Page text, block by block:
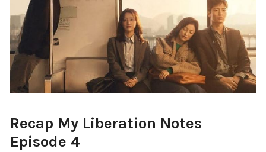
Recap My Liberation Notes
Episode 4